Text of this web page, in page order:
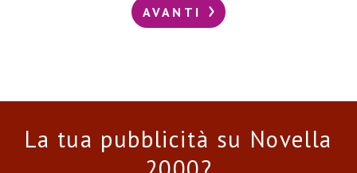
AVANTI
La tua pubblicità su Novella